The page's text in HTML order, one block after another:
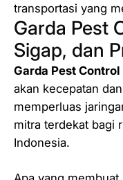
transportasi yang
Garda Pest
Sigap, dan
Garda Pest Control
akan kecepatan
memperluas
mitra terdekat bagi
Indonesia.